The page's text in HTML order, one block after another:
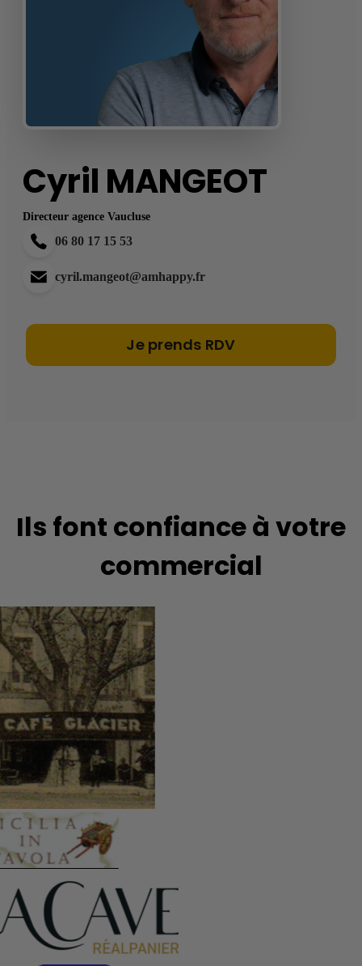
Cyril MANGEOT
Directeur agence Vaucluse
06 80 17 15 53
cyril.mangeot@amhappy.fr
Je prends RDV
Ils font confiance à votre
commercial